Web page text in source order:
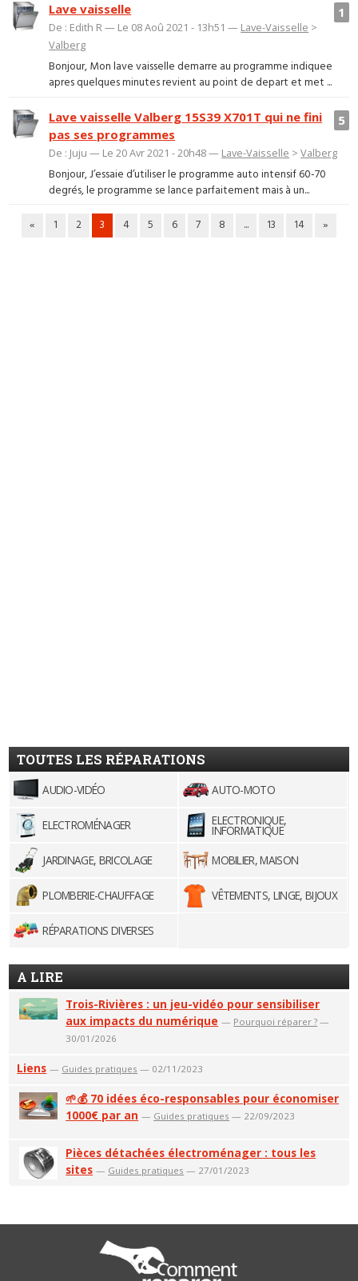
1
Lave vaisselle
De : Edith R — Le 08 Aoû 2021 - 13h51 — Lave-Vaisselle >
Valberg
Bonjour, Mon lave vaisselle demarre au programme indiquee
apres quelques minutes revient au point de depart et met ...
5
Lave vaisselle Valberg 15S39 X701T qui ne fini
pas ses programmes
De : Juju — Le 20 Avr 2021 - 20h48 — Lave-Vaisselle >Valberg
Bonjour, J’essaie d’utiliser le programme auto intensif 60-70
degrés, le programme se lance parfaitement mais à un...
« 1 2 3 4 5 6 7 8 ... 13 14 »
TOUTES LES RÉPARATIONS
AUDIO-VIDÉO AUTO-MOTO
ELECTROMÉNAGER ELECTRONIQUE,
INFORMATIQUE
JARDINAGE, BRICOLAGE
MOBILIER, MAISON
PLOMBERIE-CHAUFFAGE VÊTEMENTS, LINGE, BIJOUX
RÉPARATIONS DIVERSES
A LIRE
Trois-Rivières : un jeu-vidéo pour sensibiliser
aux impacts du numérique — Pourquoi réparer ? —
30/01/2026
Liens — Guides pratiques — 02/11/2023
🌱💰 70 idées éco-responsables pour économiser
1000€ par an — Guides pratiques — 22/09/2023
Pièces détachées électroménager : tous les
sites — Guides pratiques — 27/01/2023